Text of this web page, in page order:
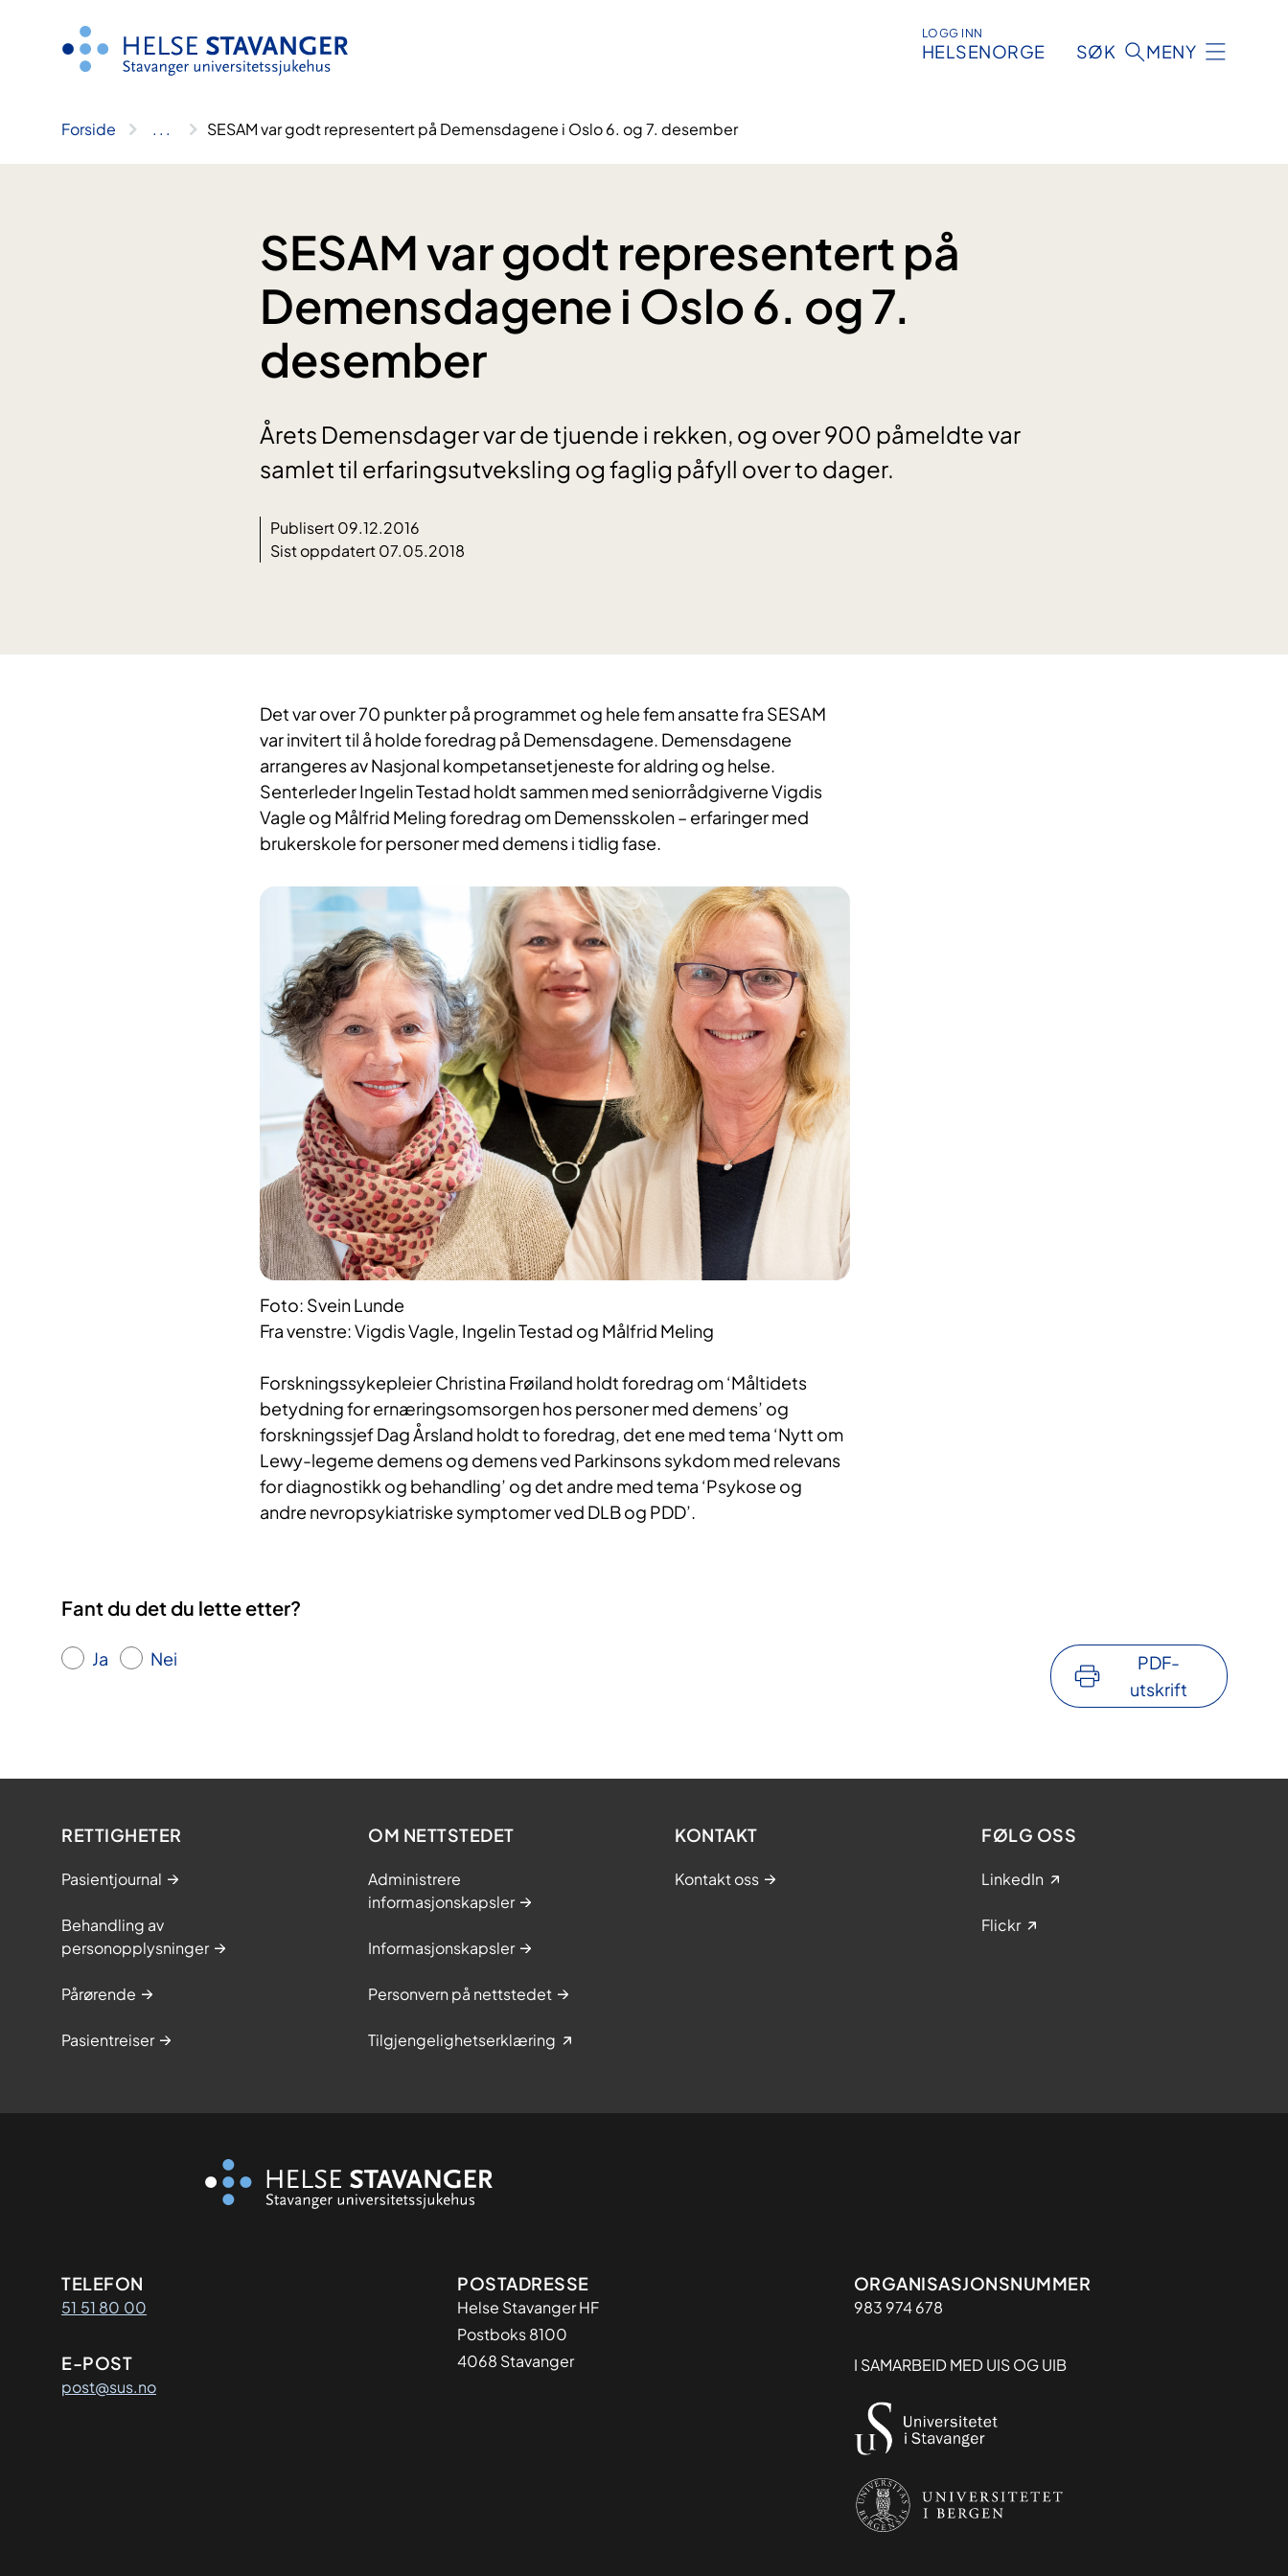
LOGG INN
HELSENORGE SØK MENY
Forside .. . SESAM var godt representert på Demensdagene i Oslo 6. og 7. desember
SESAM var godt representert på
Demensdagene i Oslo 6. og 7.
desember
Årets Demensdager var de tjuende i rekken, og over 900 påmeldte var
samlet til erfaringsutveksling og faglig påfyll over to dager.
Publisert 09.12.2016
Sist oppdatert 07.05.2018
​Det var over 70 punkter på programmet og hele fem ansatte fra SESAM
var invitert til å holde foredrag på Demensdagene. Demensdagene
arrangeres av Nasjonal kompetansetjeneste for aldring og helse.
Senterleder Ingelin Testad holdt sammen med seniorrådgiverne Vigdis
Vagle og Målfrid Meling foredrag om Demensskolen – erfaringer med
brukerskole for personer med demens i tidlig fase.
Foto: Svein Lunde
Fra venstre: Vigdis Vagle, Ingelin Testad og Målfrid Meling
Forskningssykepleier Christina Frøiland holdt foredrag om ‘Måltidets
betydning for ernæringsomsorgen hos personer med demens’ og
forskningssjef Dag Årsland holdt to foredrag, det ene med tema ‘Nytt om
Lewy-legeme demens og demens ved Parkinsons sykdom med relevans
for diagnostikk og behandling’ og det andre med tema ‘Psykose og
andre nevropsykiatriske symptomer ved DLB og PDD’.
Fant du det du lette etter?
Ja Nei
PDF-
utskrift
RETTIGHETER
Pasientjournal
Behandling av
personopplysninger
Pårørende
Pasientreiser
OM NETTSTEDET
Administrere
informasjonskapsler
Informasjonskapsler
Personvern på nettstedet
Tilgjengelighetserklæring
KONTAKT
Kontakt oss
FØLG OSS
LinkedIn
Flickr
Kontaktinformasjon
TELEFON
51 51 80 00
E-POST
post@sus.no
Adresse
POSTADRESSE
Helse Stavanger HF
Postboks 8100
4068 Stavanger
Organisasjon
ORGANISASJONSNUMMER
983 974 678
I SAMARBEID MED UIS OG UIB